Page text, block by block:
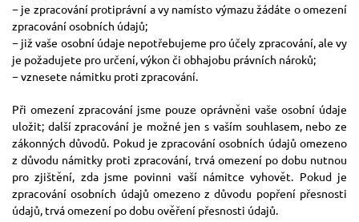
− je zpracování protiprávní a vy namísto výmazu žádáte o omezení
zpracování osobních údajů;
− již vaše osobní údaje nepotřebujeme pro účely zpracování, ale vy
je požadujete pro určení, výkon či obhajobu právních nároků;
− vznesete námitku proti zpracování.
Při omezení zpracování jsme pouze oprávněni vaše osobní údaje
uložit; další zpracování je možné jen s vaším souhlasem, nebo ze
zákonných důvodů. Pokud je zpracování osobních údajů omezeno
z důvodu námitky proti zpracování, trvá omezení po dobu nutnou
pro zjištění, zda jsme povinni vaší námitce vyhovět. Pokud je
zpracování osobních údajů omezeno z důvodu popření přesnosti
údajů, trvá omezení po dobu ověření přesnosti údajů.